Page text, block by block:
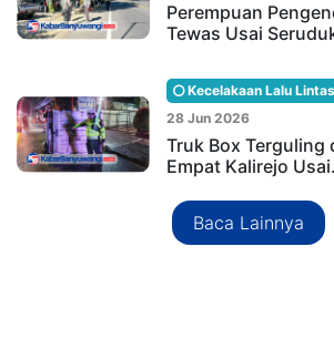
Perempuan
Tewas Usai
Kecelakaan Lalu Lintas
28 Jun 2026
Truk Box Terguling
Empat Kalirejo
Baca Lainnya